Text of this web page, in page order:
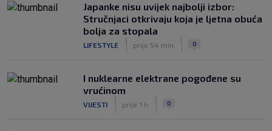
Japanke nisu uvijek najbolji izbor:
Stručnjaci otkrivaju koja je ljetna obuća
bolja za stopala
LIFESTYLE prije 54 min 0
I nuklearne elektrane pogođene su
vrućinom
VIJESTI prije 1 h 0